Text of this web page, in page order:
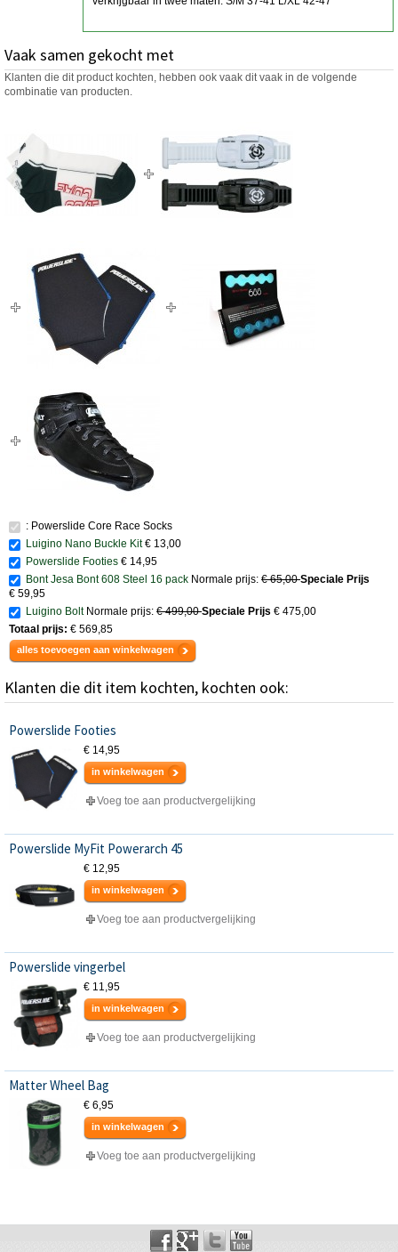
Vaak samen gekocht met
Klanten die dit product kochten, hebben ook vaak dit vaak in de volgende
combinatie van producten.
: Powerslide Core Race Socks
Luigino Nano Buckle Kit € 13,00
Powerslide Footies € 14,95
Bont Jesa Bont 608 Steel 16 pack Normale prijs: € 65,00Speciale Prijs
€ 59,95
Luigino Bolt Normale prijs: € 499,00Speciale Prijs € 475,00
Totaal prijs: € 569,85
alles toevoegen aan winkelwagen
Klanten die dit item kochten, kochten ook:
Powerslide Footies
€ 14,95
in winkelwagen
Voeg toe aan productvergelijking
Powerslide MyFit Powerarch 45
€ 12,95
in winkelwagen
Voeg toe aan productvergelijking
Powerslide vingerbel
€ 11,95
in winkelwagen
Voeg toe aan productvergelijking
Matter Wheel Bag
€ 6,95
in winkelwagen
Voeg toe aan productvergelijking